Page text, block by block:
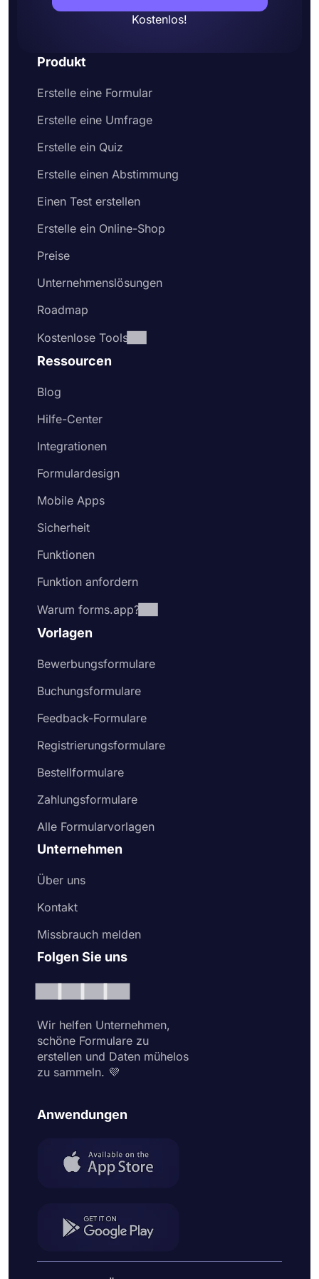
Kostenlos!
Produkt
Erstelle eine Formular
Erstelle eine Umfrage
Erstelle ein Quiz
Erstelle einen Abstimmung
Einen Test erstellen
Erstelle ein Online-Shop
Preise
Unternehmenslösungen
Roadmap
Kostenlose Tools
Ressourcen
Blog
Hilfe-Center
Integrationen
Formulardesign
Mobile Apps
Sicherheit
Funktionen
Funktion anfordern
Warum forms.app?
Vorlagen
Bewerbungsformulare
Buchungsformulare
Feedback-Formulare
Registrierungsformulare
Bestellformulare
Zahlungsformulare
Alle Formularvorlagen
Unternehmen
Über uns
Kontakt
Missbrauch melden
Folgen Sie uns
Wir helfen Unternehmen,
schöne Formulare zu
erstellen und Daten mühelos
zu sammeln. 💜
Anwendungen